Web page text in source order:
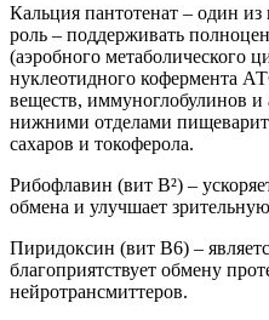
Кальция пантотенат – один
роль – поддерживать
(аэробного метаболического
нуклеотидного кофермента
веществ, иммуноглобулинов и
нижними отделами
сахаров и токоферола.
Рибофлавин (вит B²) –
обмена и улучшает
Пиридоксин (вит B6) –
благоприятствует обмену
нейротрансмиттеров.